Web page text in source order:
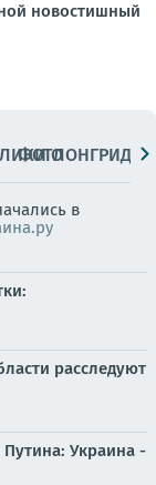
новостишный
ФОТОЛОНГРИДЫ
в
расследуют
Украина -